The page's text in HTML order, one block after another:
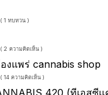
1 ทบทวน )
2 ความคิดเห็น )
งแพร่ cannabis shop
14 ความคิดเห็น )
420 (ทีเอสซีเ